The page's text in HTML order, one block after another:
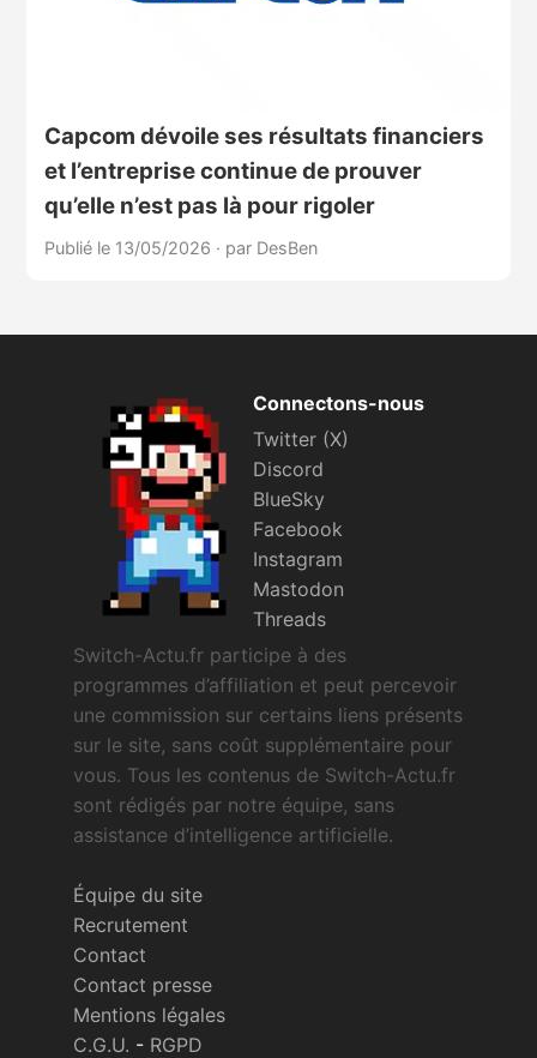
Capcom dévoile ses résultats financiers
et l’entreprise continue de prouver
qu’elle n’est pas là pour rigoler
Publié le 13/05/2026 · par DesBen
Connectons-nous
Twitter (X)
Discord
BlueSky
Facebook
Instagram
Mastodon
Threads
Switch-Actu.fr participe à des
programmes d’affiliation et peut percevoir
une commission sur certains liens présents
sur le site, sans coût supplémentaire pour
vous. Tous les contenus de Switch-Actu.fr
sont rédigés par notre équipe, sans
assistance d’intelligence artificielle.
Équipe du site
Recrutement
Contact
Contact presse
Mentions légales
C.G.U. - RGPD